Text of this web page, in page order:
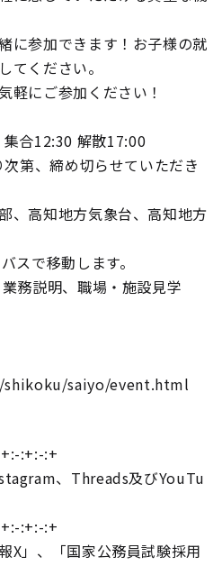
に参加できます！お子様の就
てください。
軽にご参加ください！
合12:30 解散17:00
第、締め切らせていただき
、高知地方気象台、高知地方
スで移動します。
務説明、職場・施設見学
saiyo/event.html
:+:-:+
、Threads及びYouTu
:+:-:+
X」、「国家公務員試験採用